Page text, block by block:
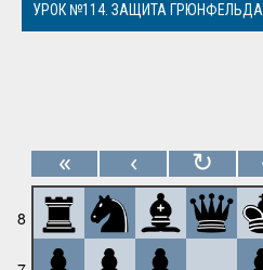
УРОК №114. ЗАЩИТА ГРЮНФЕЛЬДА